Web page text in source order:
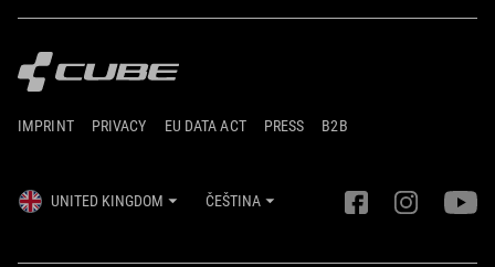
IMPRINT PRIVACY EU DATA ACT PRESS B2B
UNITED KINGDOM ČEŠTINA